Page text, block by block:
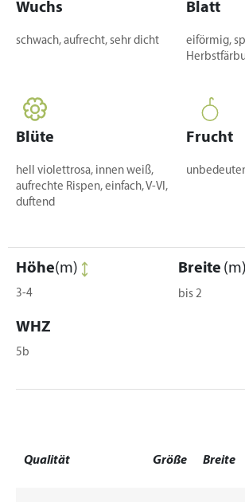
Wuchs
schwach, aufrecht, sehr dicht
Blatt
eiförmig,
Blüte
hell violettrosa, innen weiß,
aufrechte Rispen, einfach, V-VI,
duftend
Frucht
Höhe(m)
3-4
Breite (m)
bis 2
WHZ
5b
Qualität Größe Breite